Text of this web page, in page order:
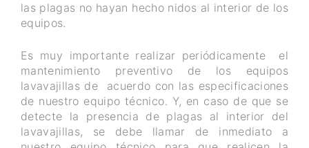
las plagas no hayan hecho nidos al interior de los
equipos.
Es muy importante realizar periódicamente el
mantenimiento preventivo de los equipos
lavavajillas de acuerdo con las especificaciones
de nuestro equipo técnico. Y, en caso de que se
detecte la presencia de plagas al interior del
lavavajillas, se debe llamar de inmediato a